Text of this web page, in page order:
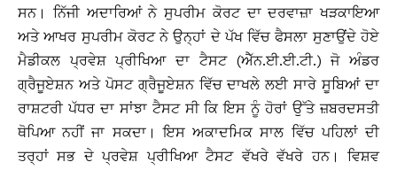
ਸਨ। ਨਿੱਜੀ ਅਦਾਰਿਆਂ ਨੇ ਸੁਪਰੀਮ ਕੋਰਟ ਦਾ ਦਰਵਾਜ਼ਾ ਖੜਕਾਇਆ
ਅਤੇ ਆਖਰ ਸੁਪਰੀਮ ਕੋਰਟ ਨੇ ਉਨ੍ਹਾਂ ਦੇ ਪੱਖ ਵਿੱਚ ਫੈਸਲਾ ਸੁਣਾਉਂਦੇ ਹੋਏ
ਮੈਡੀਕਲ ਪ੍ਰਵੇਸ਼ ਪ੍ਰੀਖਿਆ ਦਾ ਟੈਸਟ (ਐੱਨ.ਈ.ਈ.ਟੀ.) ਜੋ ਅੰਡਰ
ਗ੍ਰੈਜੂਏਸ਼ਨ ਅਤੇ ਪੋਸਟ ਗ੍ਰੈਜੂਏਸ਼ਨ ਵਿੱਚ ਦਾਖਲੇ ਲਈ ਸਾਰੇ ਸੂਬਿਆਂ ਦਾ
ਰਾਸ਼ਟਰੀ ਪੱਧਰ ਦਾ ਸਾਂਝਾ ਟੈਸਟ ਸੀ ਕਿ ਇਸ ਨੂੰ ਹੋਰਾਂ ਉੱਤੇ ਜ਼ਬਰਦਸਤੀ
ਥੋਪਿਆ ਨਹੀਂ ਜਾ ਸਕਦਾ। ਇਸ ਅਕਾਦਮਿਕ ਸਾਲ ਵਿੱਚ ਪਹਿਲਾਂ ਦੀ
ਤਰ੍ਹਾਂ ਸਭ ਦੇ ਪ੍ਰਵੇਸ਼ ਪ੍ਰੀਖਿਆ ਟੈਸਟ ਵੱਖਰੇ ਵੱਖਰੇ ਹਨ। ਵਿਸ਼ਵ